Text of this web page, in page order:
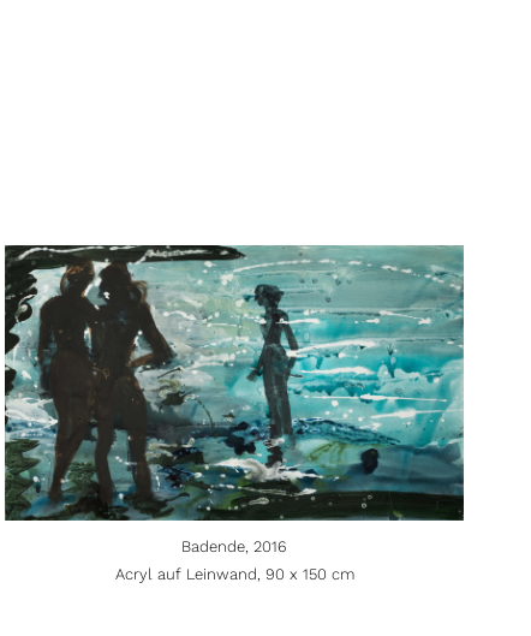
Badende, 2016
Acryl auf Leinwand, 90 x 150 cm